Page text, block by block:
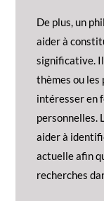
De plus, un
aider à
significative.
thèmes ou les
intéresser en
personnelles.
aider à
actuelle afin
recherches